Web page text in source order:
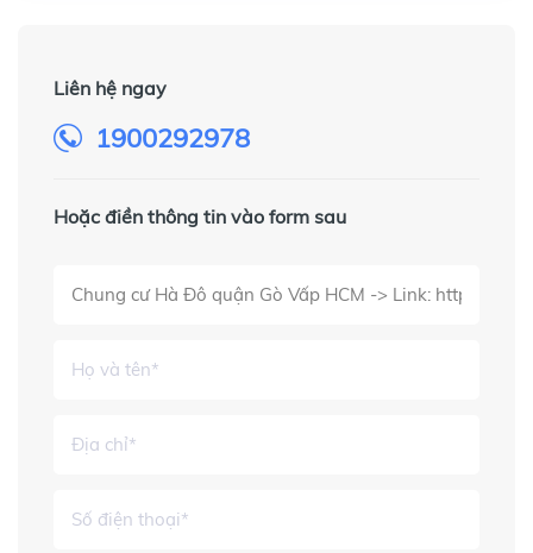
Liên hệ ngay
1900292978
Hoặc điền thông tin vào form sau